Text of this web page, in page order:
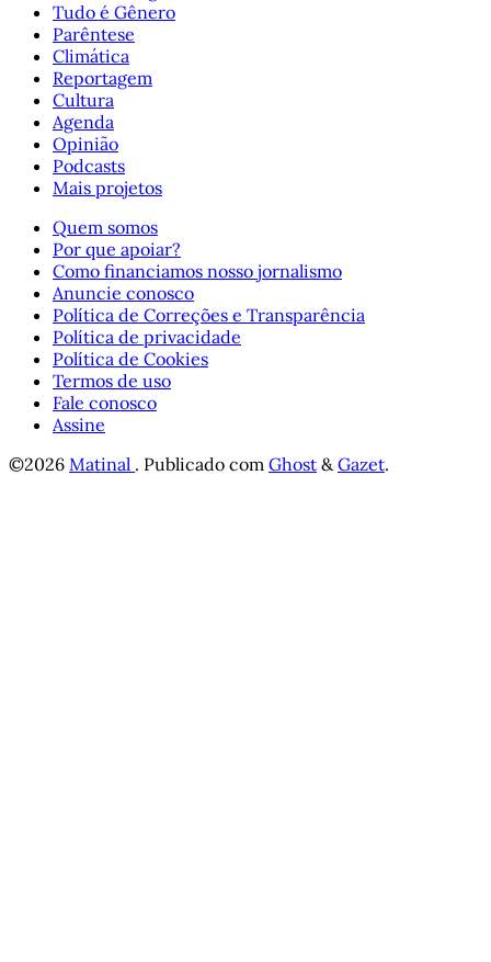
Tudo é Gênero
Parêntese
Climática
Reportagem
Cultura
Agenda
Opinião
Podcasts
Mais projetos
Quem somos
Por que apoiar?
Como financiamos nosso jornalismo
Anuncie conosco
Política de Correções e Transparência
Política de privacidade
Política de Cookies
Termos de uso
Fale conosco
Assine
©2026 Matinal . Publicado com Ghost & Gazet.